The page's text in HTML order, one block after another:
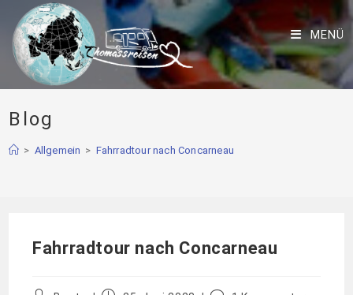
MENÜ
Blog
> Allgemein > Fahrradtour nach Concarneau
Fahrradtour nach Concarneau